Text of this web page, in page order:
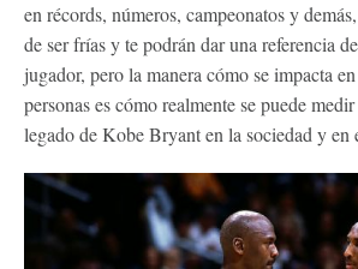
en récords, números, campeonatos y
de ser frías y te podrán dar una referencia
jugador, pero la manera cómo se impacta
personas es cómo realmente se puede
legado de Kobe Bryant en la sociedad y en